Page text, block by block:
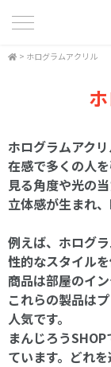
> ホログラムアクリル
ホログラムアク
在感で多くの人を
見る角度や光の
立体感が生まれ
例えば、ホログ
性的なスタイル
商品は部屋のイン
これらの製品は
人気です。
まんじろう
ています。どれ